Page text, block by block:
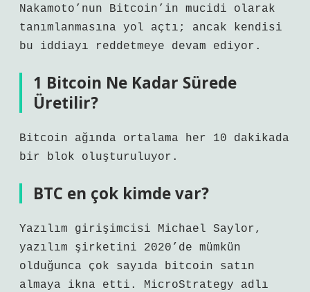
Nakamoto’nun Bitcoin’in mucidi olarak
tanımlanmasına yol açtı; ancak kendisi
bu iddiayı reddetmeye devam ediyor.
1 Bitcoin Ne Kadar Sürede
Üretilir?
Bitcoin ağında ortalama her 10 dakikada
bir blok oluşturuluyor.
BTC en çok kimde var?
Yazılım girişimcisi Michael Saylor,
yazılım şirketini 2020’de mümkün
olduğunca çok sayıda bitcoin satın
almaya ikna etti. MicroStrategy adlı